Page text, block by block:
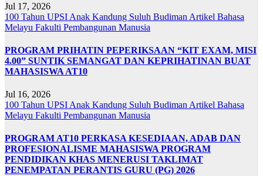
Jul 17, 2026
100 Tahun UPSI Anak Kandung Suluh Budiman Artikel Bahasa
Melayu Fakulti Pembangunan Manusia
PROGRAM PRIHATIN PEPERIKSAAN “KIT EXAM, MISI
4.00” SUNTIK SEMANGAT DAN KEPRIHATINAN BUAT
MAHASISWA AT10
Jul 16, 2026
100 Tahun UPSI Anak Kandung Suluh Budiman Artikel Bahasa
Melayu Fakulti Pembangunan Manusia
PROGRAM AT10 PERKASA KESEDIAAN, ADAB DAN
PROFESIONALISME MAHASISWA PROGRAM
PENDIDIKAN KHAS MENERUSI TAKLIMAT
PENEMPATAN PERANTIS GURU (PG) 2026